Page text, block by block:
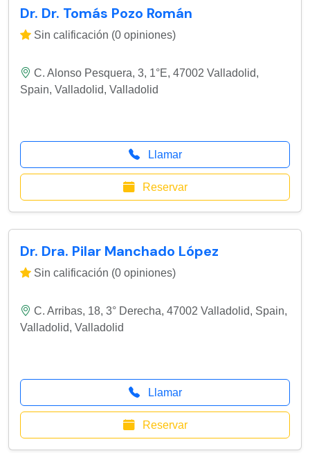
Dr. Dr. Tomás Pozo Román
Sin calificación (0 opiniones)
C. Alonso Pesquera, 3, 1°E, 47002 Valladolid,
Spain, Valladolid, Valladolid
Llamar
Reservar
Dr. Dra. Pilar Manchado López
Sin calificación (0 opiniones)
C. Arribas, 18, 3° Derecha, 47002 Valladolid, Spain,
Valladolid, Valladolid
Llamar
Reservar